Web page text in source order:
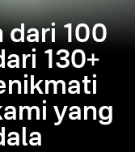
dari 100
130+
yang